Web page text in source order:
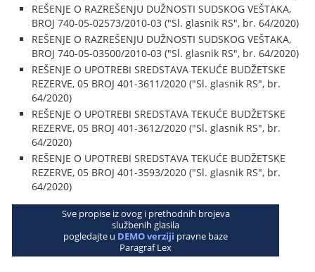
REŠENJE O RAZREŠENJU DUŽNOSTI SUDSKOG VEŠTAKA,
BROJ 740-05-02573/2010-03 ("Sl. glasnik RS", br. 64/2020)
REŠENJE O RAZREŠENJU DUŽNOSTI SUDSKOG VEŠTAKA,
BROJ 740-05-03500/2010-03 ("Sl. glasnik RS", br. 64/2020)
REŠENJE O UPOTREBI SREDSTAVA TEKUĆE BUDŽETSKE
REZERVE, 05 BROJ 401-3611/2020 ("Sl. glasnik RS", br.
64/2020)
REŠENJE O UPOTREBI SREDSTAVA TEKUĆE BUDŽETSKE
REZERVE, 05 BROJ 401-3612/2020 ("Sl. glasnik RS", br.
64/2020)
REŠENJE O UPOTREBI SREDSTAVA TEKUĆE BUDŽETSKE
REZERVE, 05 BROJ 401-3593/2020 ("Sl. glasnik RS", br.
64/2020)
Sve propise iz ovog i prethodnih brojeva
službenih glasila
pogledajte u DEMO verziji pravne baze
Paragraf Lex